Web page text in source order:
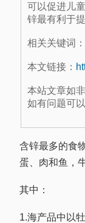
可以促进儿
锌最有利于
相关关键词：
本文链接：
本站文章如
如有问题可
含锌最多的食
蛋、肉和鱼，
其中：
1.海产品中以